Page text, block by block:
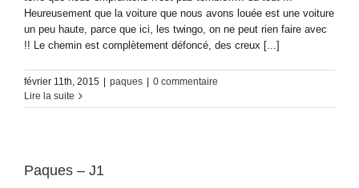
Heureusement que la voiture que nous avons louée est une voiture
un peu haute, parce que ici, les twingo, on ne peut rien faire avec
!! Le chemin est complètement défoncé, des creux [...]
février 11th, 2015 paques
0 commentaire
Lire la suite
Paques – J1